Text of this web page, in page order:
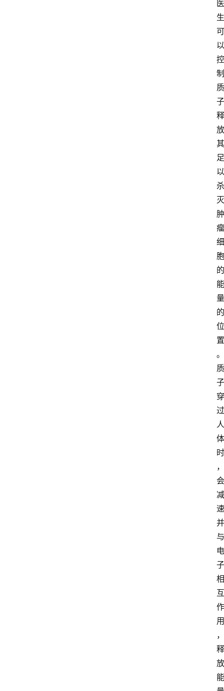
医
生
可
以
控
制
质
子
释
放
其
足
以
杀
灭
肿
瘤
细
胞
的
能
量
的
位
置
。
质
子
穿
过
人
体
时
，
会
减
速
并
与
电
子
相
互
作
用
，
释
放
能